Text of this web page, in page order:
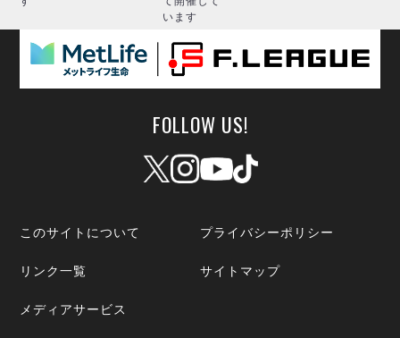
います
FOLLOW US!
このサイトについて プライバシーポリシー
リンク一覧 サイトマップ
メディアサービス